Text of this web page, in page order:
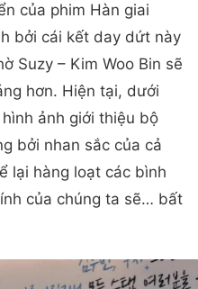
của phim Hàn giai
bởi cái kết day dứt này
Suzy – Kim Woo Bin sẽ
hơn. Hiện tại, dưới
ảnh giới thiệu bộ
bởi nhan sắc của cả
lại hàng loạt các bình
của chúng ta sẽ… bất